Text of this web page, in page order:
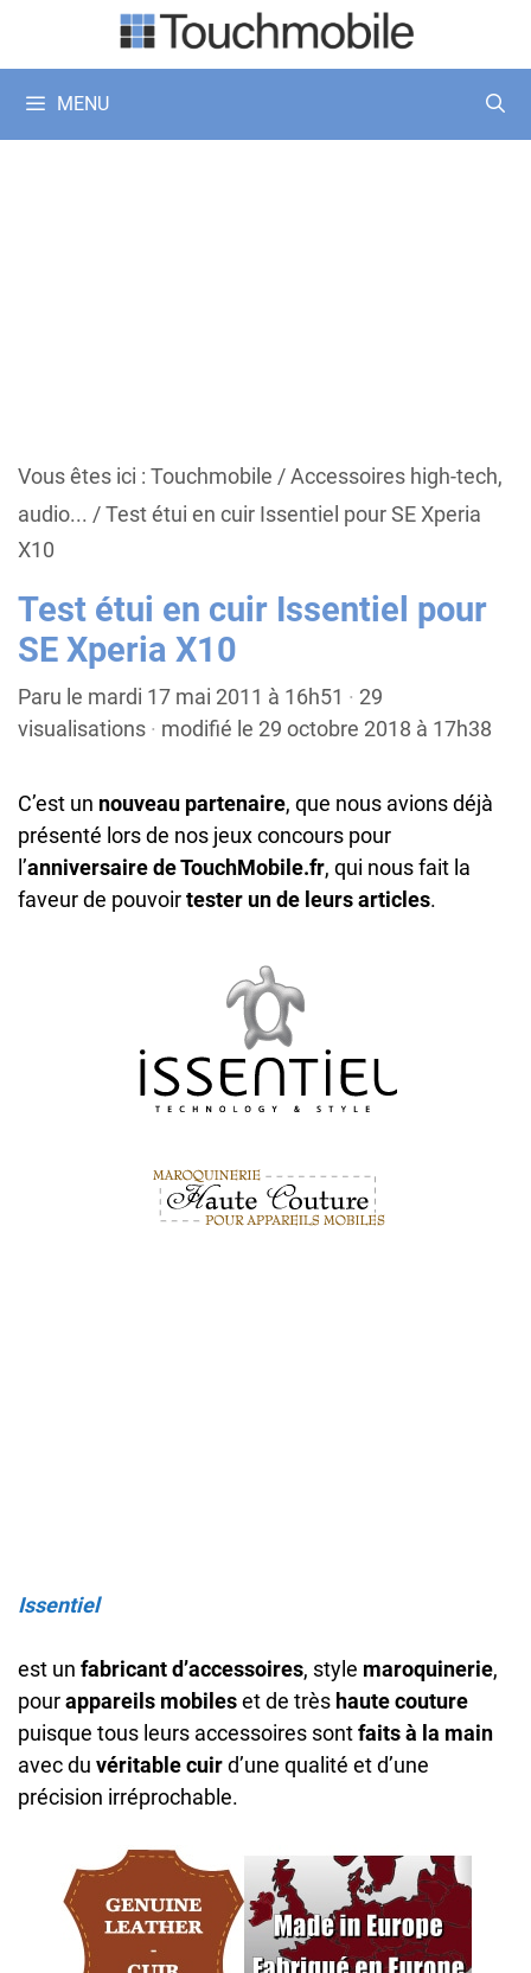
MENU
Vous êtes ici : Touchmobile /Accessoires high-tech,
audio... /Test étui en cuir Issentiel pour SE Xperia
X10
Test étui en cuir Issentiel pour
SE Xperia X10
Paru le mardi 17 mai 2011 à 16h51 · 29
visualisations · modifié le 29 octobre 2018 à 17h38
C’est un nouveau partenaire, que nous avions déjà
présenté lors de nos jeux concours pour
l’anniversaire de TouchMobile.fr, qui nous fait la
faveur de pouvoirtester un de leurs articles.
Issentiel
est un fabricant d’accessoires, style maroquinerie,
pourappareils mobileset de très haute couture
puisque tous leurs accessoires sontfaits à la main
avec du véritable cuird’une qualité et d’une
précision irréprochable.